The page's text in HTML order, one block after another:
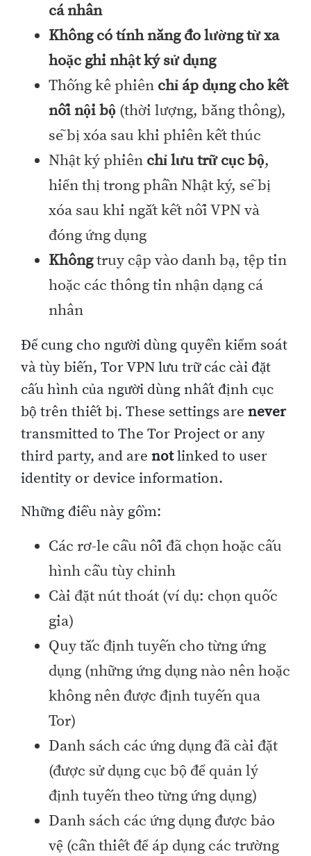
cá nhân
Không có tính năng đo lường từ xa
hoặc ghi nhật ký sử dụng
Thống kê phiên chỉ áp dụng cho kết
nối nội bộ (thời lượng, băng thông),
sẽ bị xóa sau khi phiên kết thúc
Nhật ký phiên chỉ lưu trữ cục bộ,
hiển thị trong phần Nhật ký, sẽ bị
xóa sau khi ngắt kết nối VPN và
đóng ứng dụng
Khôngtruy cập vào danh bạ, tệp tin
hoặc các thông tin nhận dạng cá
nhân
Để cung cho người dùng quyền kiểm soát
và tùy biến, Tor VPN lưu trữ các cài đặt
cấu hình của người dùng nhất định cục
bộ trên thiết bị. These settings are never
transmitted to The Tor Project or any
third party, and are notlinked to user
identity or device information.
Những điều này gồm:
Các rơ-le cầu nối đã chọn hoặc cấu
hình cầu tùy chỉnh
Cài đặt nút thoát (ví dụ: chọn quốc
gia)
Quy tắc định tuyến cho từng ứng
dụng (những ứng dụng nào nên hoặc
không nên được định tuyến qua
Tor)
Danh sách các ứng dụng đã cài đặt
(được sử dụng cục bộ để quản lý
định tuyến theo từng ứng dụng)
Danh sách các ứng dụng được bảo
vệ (cần thiết để áp dụng các trường